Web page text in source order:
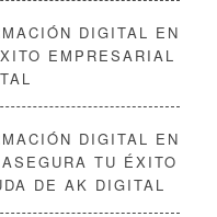
DIGITAL EN
EMPRESARIAL
DIGITAL EN
TU ÉXITO
DE AK DIGITAL